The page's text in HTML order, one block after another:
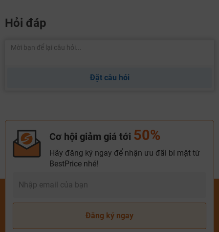
Hỏi đáp
Đặt câu hỏi
Cơ hội giảm giá tới 50%
Hãy đăng ký ngay để nhận ưu đãi bí mật từ
BestPrice nhé!
Đăng ký ngay